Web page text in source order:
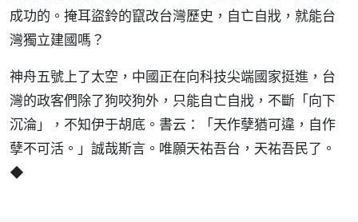
成功的。掩耳盜鈴的竄改台灣歷史，自亡自戕，就能台
灣獨立建國嗎？
神舟五號上了太空，中國正在向科技尖端國家挺進，台
灣的政客們除了狗咬狗外，只能自亡自戕，不斷「向下
沉淪」，不知伊于胡底。書云：「天作孽猶可違，自作
孽不可活。」誠哉斯言。唯願天祐吾台，天祐吾民了。
◆